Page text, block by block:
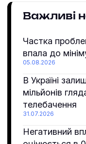
Важливі
Частка
впала до
05.08.2026
В Україні
мільйонів
телебачення
31.07.2026
Негативний